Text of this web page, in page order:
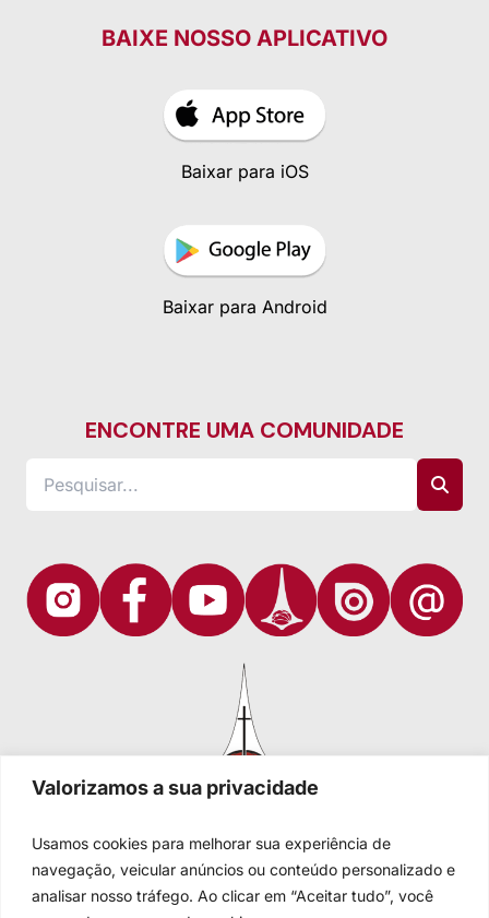
Valorizamos a sua privacidade
Usamos cookies para melhorar sua experiência de
navegação, veicular anúncios ou conteúdo personalizado e
analisar nosso tráfego. Ao clicar em “Aceitar tudo”, você
BAIXE NOSSO APLICATIVO
Baixar para iOS
Baixar para Android
ENCONTRE UMA COMUNIDADE
Igreja Evangélica de Confissão Luterana no Brasil